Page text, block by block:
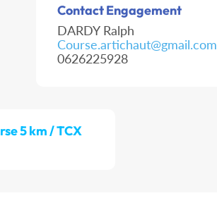
Contact Engagement
DARDY Ralph
Course.artichaut@gmail.com
0626225928
5 km / TCX